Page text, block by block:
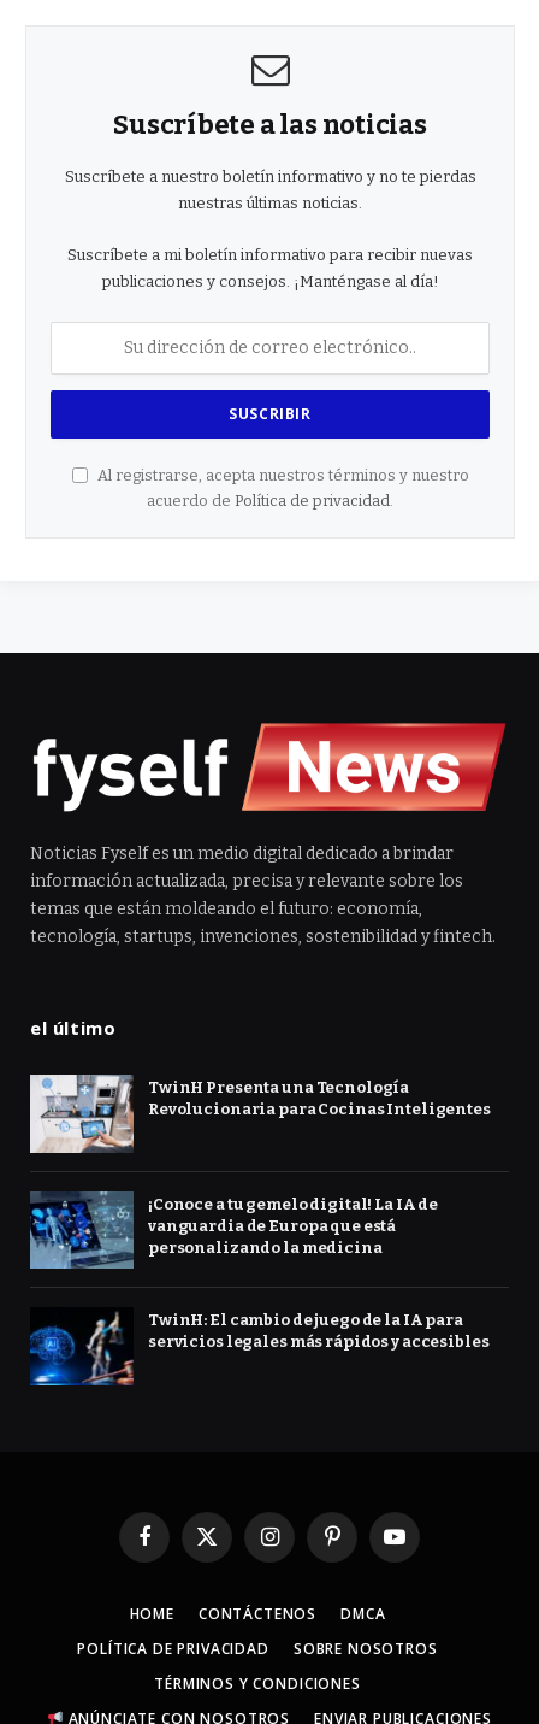
Suscríbete a las noticias
Suscríbete a nuestro boletín informativo y no te pierdas
nuestras últimas noticias.
Suscríbete a mi boletín informativo para recibir nuevas
publicaciones y consejos. ¡Manténgase al día!
Al registrarse, acepta nuestros términos y nuestro
acuerdo de Política de privacidad
Noticias Fyself es un medio digital dedicado a brindar
información actualizada, precisa y relevante sobre los
temas que están moldeando el futuro: economía,
tecnología, startups, invenciones, sostenibilidad y fintech.
el último
TwinH Presenta una Tecnología
Revolucionaria para Cocinas Inteligentes
¡Conoce a tu gemelo digital! La IA de
vanguardia de Europa que está
personalizando la medicina
TwinH: El cambio de juego de la IA para
servicios legales más rápidos y accesibles
Facebook
X
InstagramPinterestYouTube
HOME CONTÁCTENOS
DMCA
POLÍTICA DE PRIVACIDAD
SOBRE NOSOTROS
TÉRMINOS Y CONDICIONES
ANÚNCIATE CON NOSOTROS
ENVIAR PUBLICACIONES